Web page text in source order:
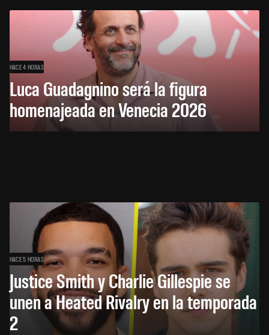
HACE 4 HORAS
Luca Guadagnino será la figura
homenajeada en Venecia 2026
HACE 5 HORAS
Justice Smith y Charlie Gillespie se
unen a Heated Rivalry en la temporada
2